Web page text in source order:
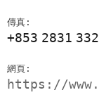
傳真:
+853 2831
網頁:
https://